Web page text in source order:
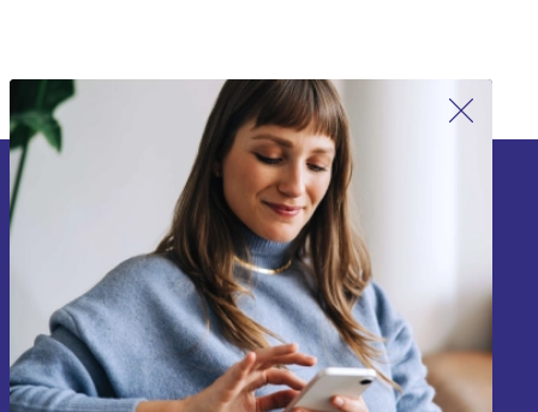
Užsiprenumeruok mūsų naujienlaiškį!
Nebepraleisk nė vieno pasiūlymo.
Registruokitės